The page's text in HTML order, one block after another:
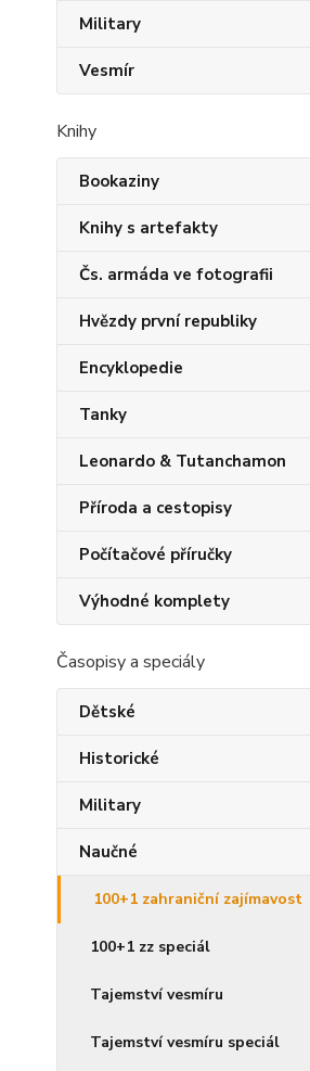
Military
Vesmír
Knihy
Bookaziny
Knihy s artefakty
Čs. armáda ve fotografii
Hvězdy první republiky
Encyklopedie
Tanky
Leonardo & Tutanchamon
Příroda a cestopisy
Počítačové příručky
Výhodné komplety
Časopisy a speciály
Dětské
Historické
Military
Naučné
100+1 zahraniční zajímavost
100+1 zz speciál
Tajemství vesmíru
Tajemství vesmíru speciál